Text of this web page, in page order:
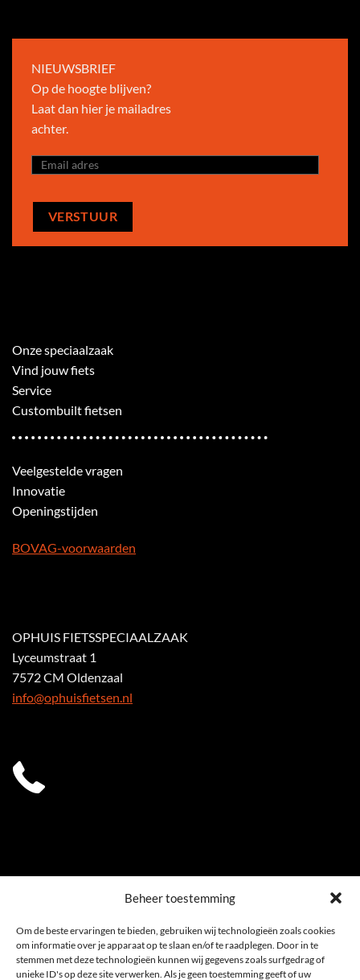
Beheer toestemming
Om de beste ervaringen te bieden, gebruiken wij technologieën zoals cookies
om informatie over je apparaat op te slaan en/of te raadplegen. Door in te
stemmen met deze technologieën kunnen wij gegevens zoals surfgedrag of
unieke ID's op deze site verwerken. Als je geen toestemming geeft of uw
NIEUWSBRIEF
Op de hoogte blijven?
Laat dan hier je mailadres
achter.
Onze speciaalzaak
Vind jouw fiets
Service
Custombuilt fietsen
Veelgestelde vragen
Innovatie
Openingstijden
BOVAG-voorwaarden
OPHUIS FIETSSPECIAALZAAK
Lyceumstraat 1
7572 CM Oldenzaal
info@ophuisfietsen.nl
0541 539 353